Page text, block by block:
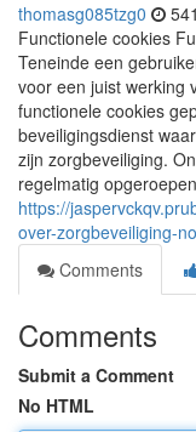
thomasg085tzg0
Functionele cookies
Teneinde een
voor een juist werking
functionele cookies
beveiligingsdienst
zijn zorgbeveiliging.
regelmatig
https://
over-zorgbeveiliging-
Comments
Comments
Submit a Comment
No HTML